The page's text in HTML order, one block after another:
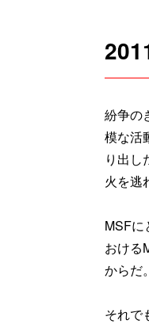
紛争の
模な活
り出し
火を逃
MSFに
おける
からだ。
それで